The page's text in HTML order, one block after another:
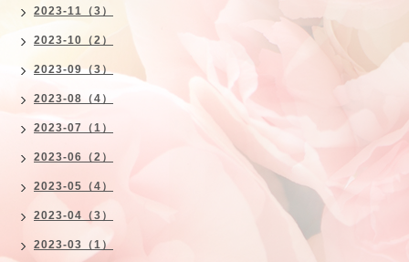
2023-11（3）
2023-10（2）
2023-09（3）
2023-08（4）
2023-07（1）
2023-06（2）
2023-05（4）
2023-04（3）
2023-03（1）